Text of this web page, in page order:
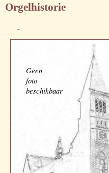
Orgelhistorie
-
Geen
foto
beschikbaar